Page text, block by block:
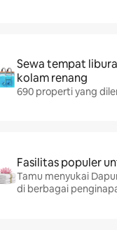
Sewa tempat
kolam renang
690 properti yang
Fasilitas populer
Tamu menyukai
di berbagai